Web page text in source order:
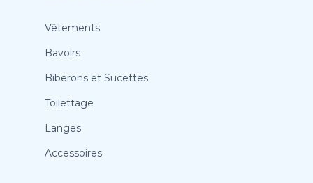
Vêtements
Bavoirs
Biberons et Sucettes
Toilettage
Langes
Accessoires